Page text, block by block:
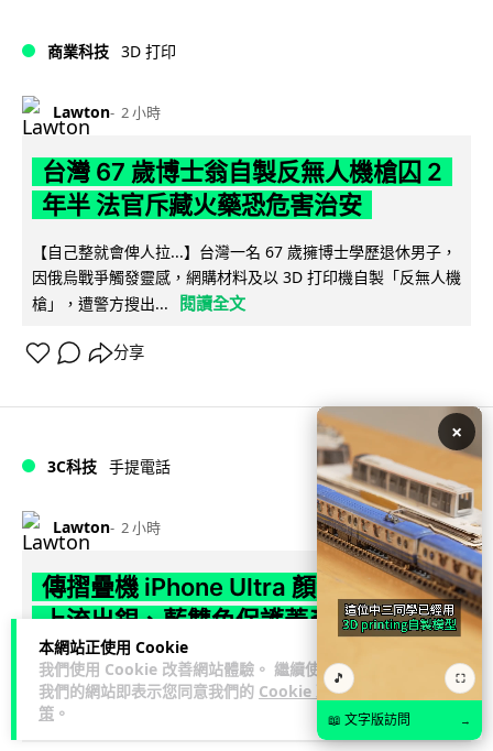
本網站正使用 Cookie
我們使用 Cookie 改善網站體驗。 繼續使用
我們的網站即表示您同意我們的 Cookie 政
策 。
商業科技 3D 打印
Lawton 2 小時
台灣 67 歲博士翁自製反無人機槍囚 2
年半 法官斥藏火藥恐危害治安
【自己整就會俾人拉...】台灣一名 67 歲擁博士學歷退休男子，
因俄烏戰爭觸發靈感，網購材料及以 3D 打印機自製「反無人機
槍」，遭警方搜出...
閱讀全文
分享
3C科技 手提電話
Lawton 2 小時
傳摺疊機 iPhone Ultra 顏色已定型 網
上流出銀、藍雙色保護蓋產品
Apple 首款摺疊手機 iPhone Ultra 傳最終配色定為銀色與深藍
雙色，捨棄早前傳出深灰選項。同時新一代 iPhone 18 Pr...
閱
讀全文
×
🎵 ⛶
📖 文字版訪問 →